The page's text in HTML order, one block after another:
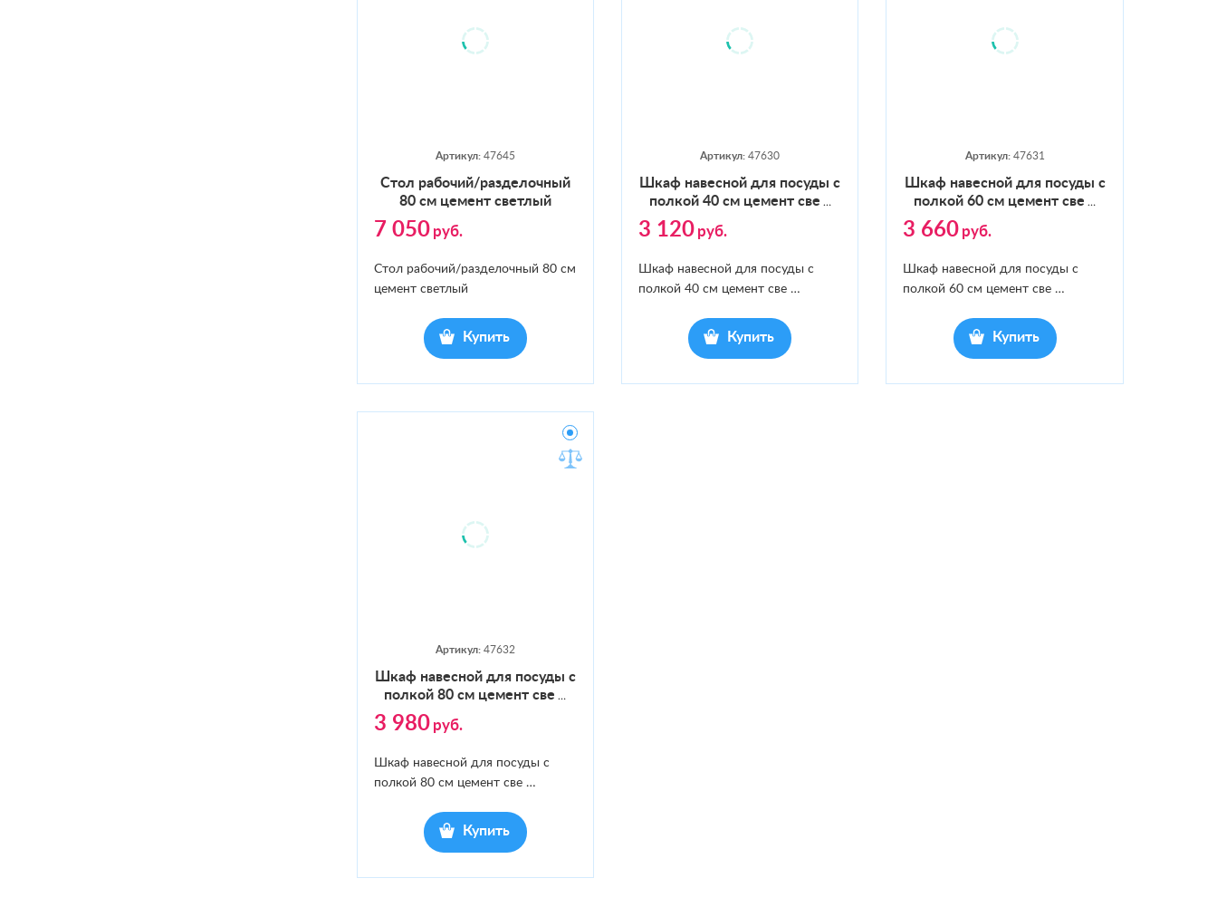
Артикул: 47645
Стол ра­бочий/раз­де­лоч­ный
80 см це­мент свет­лый
7 050 руб.
Стол рабочий/разделочный 80 см
цемент светлый
Купить
Артикул:47630
Шкаф на­вес­ной для по­суды с
пол­кой 40 см це­мент све …
3 120 руб.
Шкаф навесной для посуды с
полкой 40 см цемент све…
Купить
Артикул: 47631
Шкаф на­вес­ной для по­суды с
пол­кой 60 см це­мент све …
3 660 руб.
Шкаф навесной для посуды с
полкой 60 см цемент све …
Купить
Артикул: 47632
Шкаф на­вес­ной для по­суды с
пол­кой 80 см це­мент све …
3 980 руб.
Шкаф навесной для посуды с
полкой 80 см цемент све…
Купить